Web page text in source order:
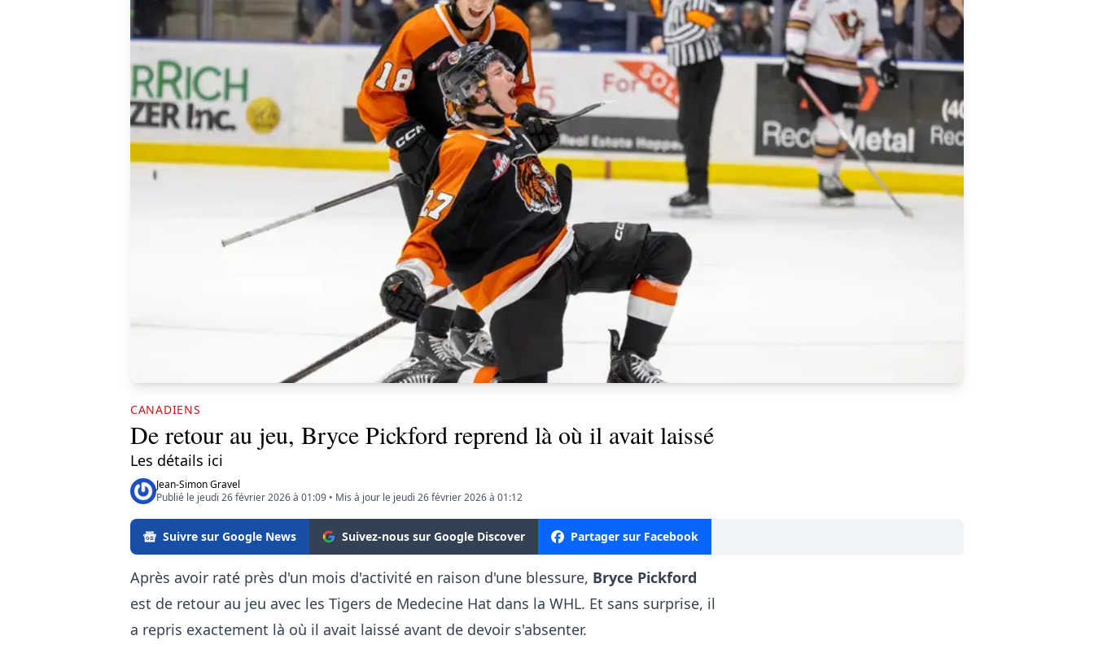
CANADIENS
De retour au jeu, Bryce Pickford reprend là où il avait laissé
Les détails ici
Jean-Simon Gravel
Publié le jeudi 26 février 2026 à 01:09 • Mis à jour le jeudi 26 février 2026 à 01:12
Suivre sur Google News Suivez-nous sur Google Discover Partager sur Facebook
Après avoir raté près d'un mois d'activité en raison d'une blessure, Bryce Pickford
est de retour au jeu avec les Tigers de Medecine Hat dans la WHL. Et sans surprise, il
a repris exactement là où il avait laissé avant de devoir s'absenter.